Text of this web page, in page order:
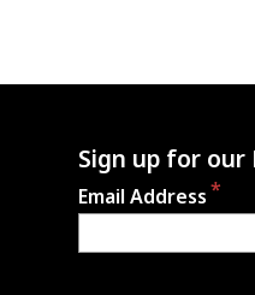
Sign up for
Email Address